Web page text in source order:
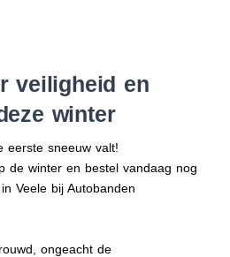
veiligheid en
winter
eerste sneeuw valt!
de winter en bestel vandaag nog
Veele bij Autobanden
ongeacht de